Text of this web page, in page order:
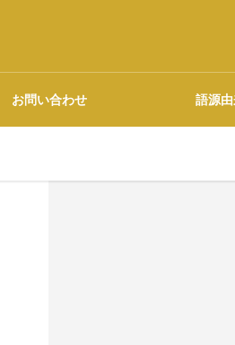
お問い合わせ 語源